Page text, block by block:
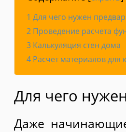
1 Для чего нужен
2 Проведение расчета
3 Калькуляция стен дома
4 Расчет материалов для
Для чего
Даже